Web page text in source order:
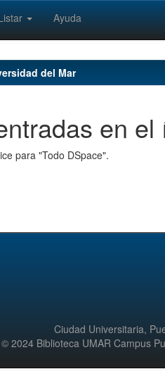
Ayuda
del Mar
en el
para "Todo DSpace".
Ciudad Universitaria,
© 2024 Biblioteca UMAR Campus